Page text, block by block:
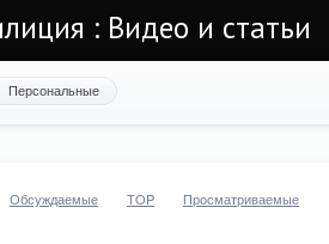
: Видео и статьи
Персональные
Обсуждаемые TOP Просматриваемые